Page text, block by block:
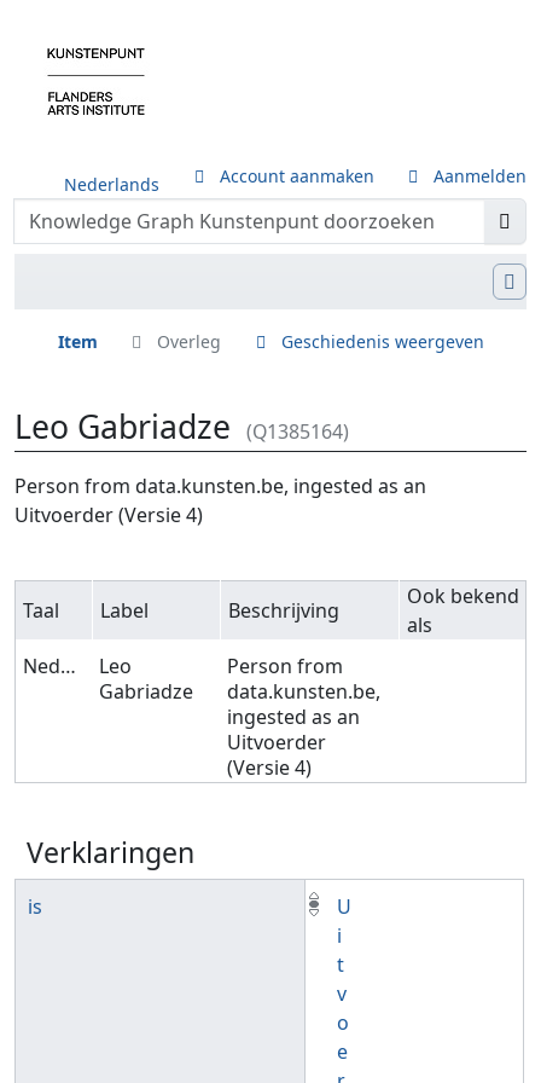
Nederlands Account aanmaken Aanmelden
Item Overleg Geschiedenis weergeven
Leo Gabriadze (Q1385164)
Ga naar:navigatie,zoeken
Person from data.kunsten.be, ingested as an
Uitvoerder (Versie 4)
Taal Label Beschrijving
Ook bekend
als
Nederlands
Leo
Gabriadze
Person from
data.kunsten.be,
ingested as an
Uitvoerder
(Versie 4)
Verklaringen
is
U
i
t
v
o
e